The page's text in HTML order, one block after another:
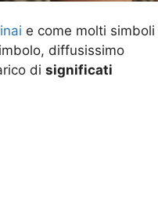
e come molti simboli
diffusissimo
di significati